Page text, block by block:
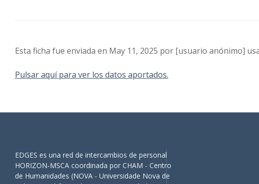
Esta ficha fue enviada en May 11, 2025 por [usuario anónimo]
Pulsar aquí para ver los datos aportados.
EDGES es una red de intercambios de personal
HORIZON-MSCA coordinada por CHAM - Centro
de Humanidades (NOVA - Universidade Nova de